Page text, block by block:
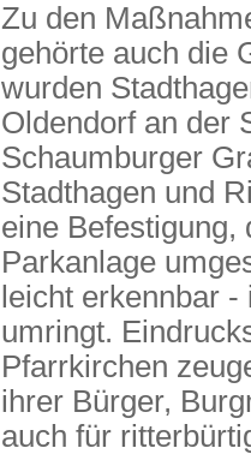
Zu den
gehörte auch die
wurden
Oldendorf an der
Schaumburger
Stadthagen und
eine Befestigung,
Parkanlage
leicht erkennbar
umringt.
Pfarrkirchen
ihrer Bürger,
auch für